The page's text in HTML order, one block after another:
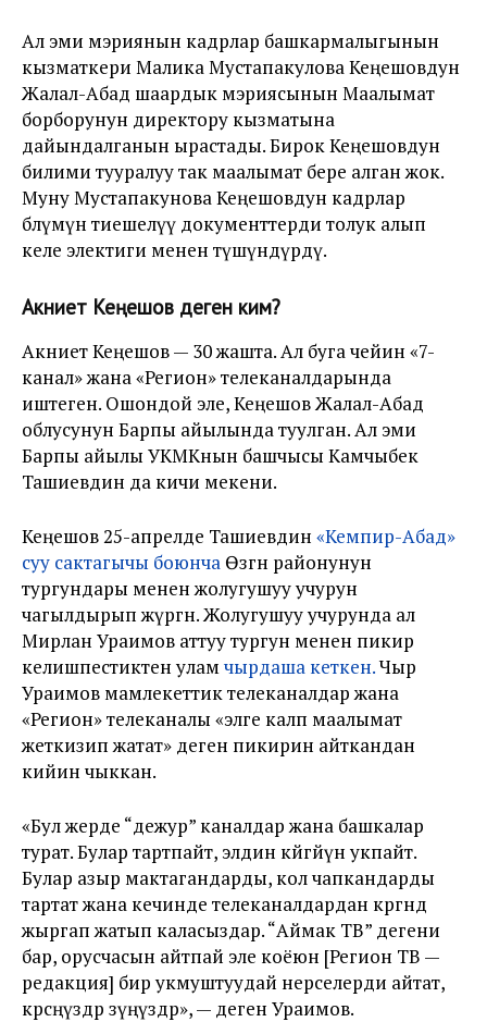
Ал эми мэриянын кадрлар башкармалыгынын
кызматкери Малика Мустапакулова Кеңешовдун
Жалал-Абад шаардык мэриясынын Маалымат
борборунун директору кызматына
дайындалганын ырастады. Бирок Кеңешовдун
билими тууралуу так маалымат бере алган жок.
Муну Мустапакунова Кеңешовдун кадрлар
бөлүмүнө тиешелүү документтерди толук алып
келе электиги менен түшүндүрдү.
Акниет Кеңешов деген ким?
Акниет Кеңешов — 30 жашта. Ал буга чейин «7-
канал» жана «Регион» телеканалдарында
иштеген. Ошондой эле, Кеңешов Жалал-Абад
облусунун Барпы айылында туулган. Ал эми
Барпы айылы УКМКнын башчысы Камчыбек
Ташиевдин да кичи мекени.
Кеңешов 25-апрелде Ташиевдин «Кемпир-Абад»
суу сактагычы боюнча Өзгөн районунун
тургундары менен жолугушуу учурун
чагылдырып жүргөн. Жолугушуу учурунда ал
Мирлан Ураимов аттуу тургун менен пикир
келишпестиктен уламчырдаша кеткен.Чыр
Ураимов мамлекеттик телеканалдар жана
«Регион» телеканалы «элге калп маалымат
жеткизип жатат» деген пикирин айткандан
кийин чыккан.
«Бул жерде “дежур” каналдар жана башкалар
турат. Булар тартпайт, элдин көйгөйүн укпайт.
Булар азыр мактагандарды, кол чапкандарды
тартат жана кечинде телеканалдардан көргөндө
жыргап жатып каласыздар. “Аймак ТВ” дегени
бар, орусчасын айтпай эле коёюн [Регион ТВ —
редакция] бир укмуштуудай нерселерди айтат,
көрсөңүздөр өзүңүздөр», — деген Ураимов.